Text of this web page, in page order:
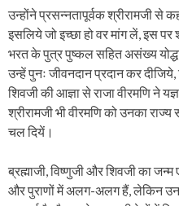
उन्होंने प्रसन्नतापूर्वक श्रीरामजी से
इसलिये जो इच्छा हो वर मांग लें, इस पर
भरत के पुत्र पुष्कल सहित असंख्य योद्धा
उन्हें पुनः जीवनदान प्रदान कर
शिवजी की आज्ञा से राजा वीरमणि ने
श्रीरामजी भी वीरमणि को उनका
चल दियें।
ब्रह्माजी, विष्णुजी और शिवजी का
और पुराणों में अलग-अलग हैं, लेकिन